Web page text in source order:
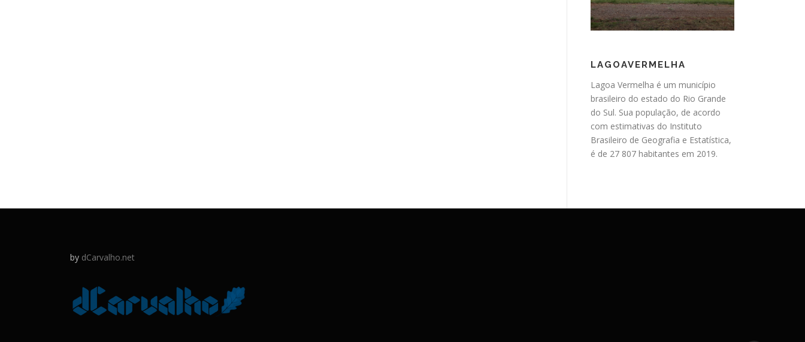
LAGOAVERMELHA
Lagoa Vermelha é um município
brasileiro do estado do Rio Grande
do Sul. Sua população, de acordo
com estimativas do Instituto
Brasileiro de Geografia e Estatística,
é de 27 807 habitantes em 2019.
by dCarvalho.net